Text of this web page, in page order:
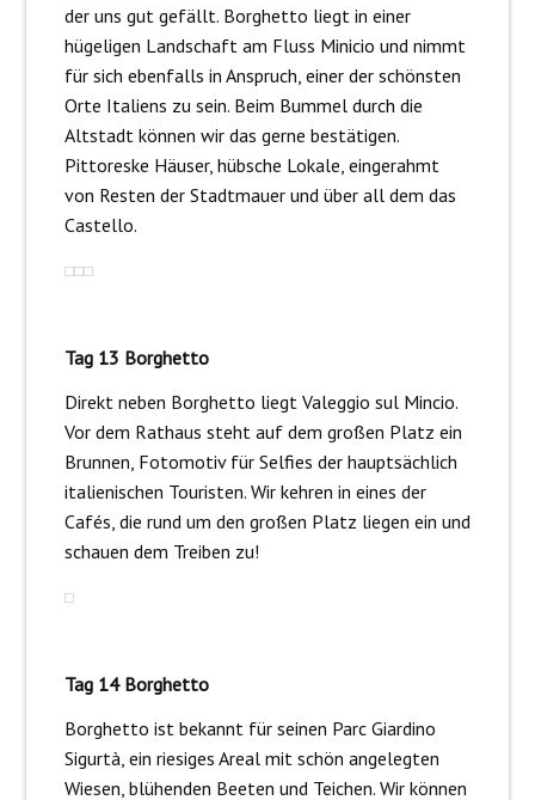
der uns gut gefällt. Borghetto liegt in einer
hügeligen Landschaft am Fluss Minicio und nimmt
für sich ebenfalls in Anspruch, einer der schönsten
Orte Italiens zu sein. Beim Bummel durch die
Altstadt können wir das gerne bestätigen.
Pittoreske Häuser, hübsche Lokale, eingerahmt
von Resten der Stadtmauer und über all dem das
Castello.
Tag 13 Borghetto
Direkt neben Borghetto liegt Valeggio sul Mincio.
Vor dem Rathaus steht auf dem großen Platz ein
Brunnen, Fotomotiv für Selfies der hauptsächlich
italienischen Touristen. Wir kehren in eines der
Cafés, die rund um den großen Platz liegen ein und
schauen dem Treiben zu!
Tag 14 Borghetto
Borghetto ist bekannt für seinen Parc Giardino
Sigurtà, ein riesiges Areal mit schön angelegten
Wiesen, blühenden Beeten und Teichen. Wir können